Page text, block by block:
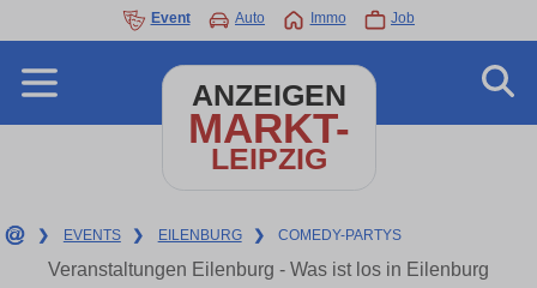
Event Auto Immo Job
ANZEIGEN
MARKT-
LEIPZIG
❯ EVENTS ❯ EILENBURG ❯ COMEDY-PARTYS
Veranstaltungen Eilenburg - Was ist los in Eilenburg